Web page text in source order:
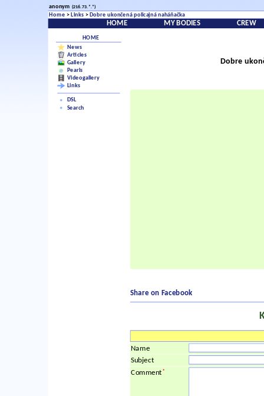
anonym (216.73.*.*)
Home > Links > Dobre ukončená policajná naháňačka
HOME MY BODIES CREW
HOME
News
Articles
Gallery
Pearls
Videogallery
Links
DSL
Search
Dobre
Share on Facebook
Name
Subject
Comment*